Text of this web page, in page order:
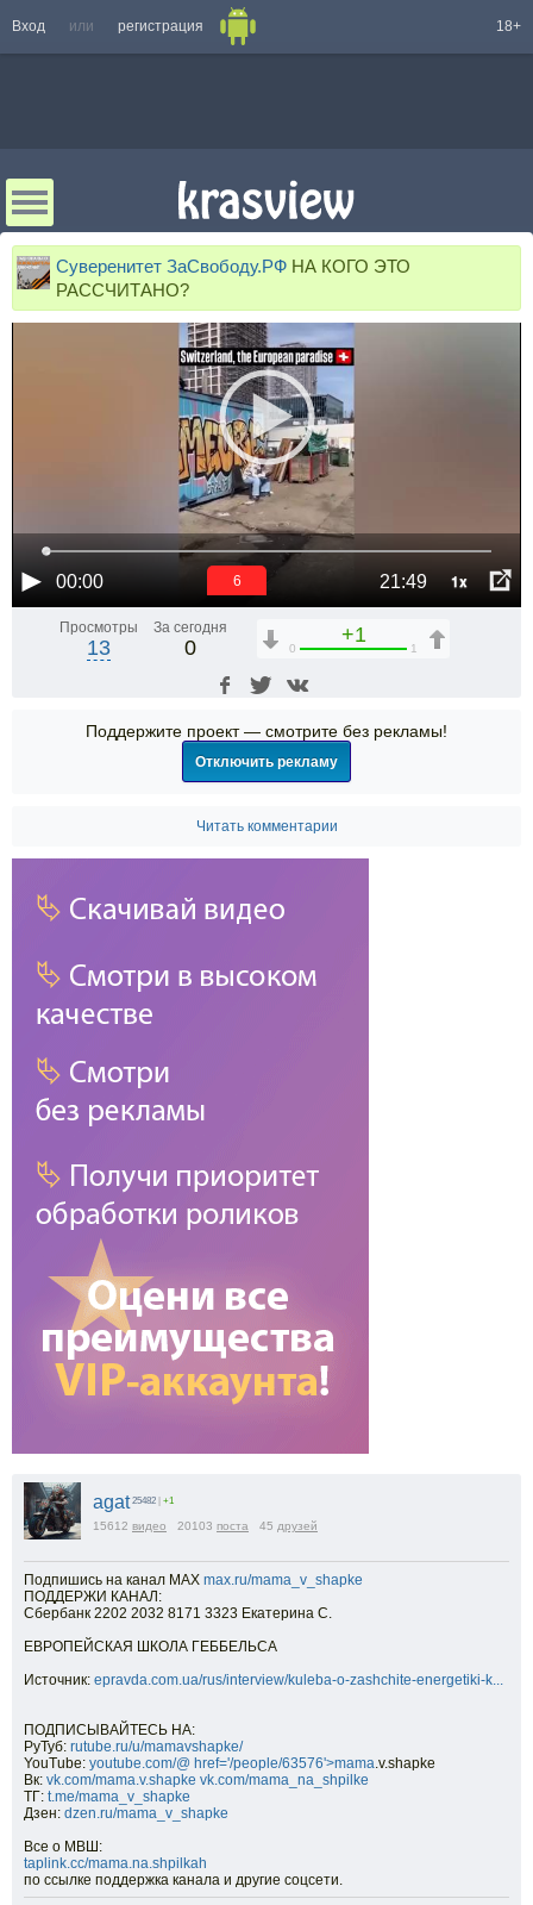
Вход или регистрация 18+
Суверенитет ЗаСвободу.РФ НА КОГО ЭТО
РАССЧИТАНО?
00:00 21:49 1x
6
Просмотры
13
За сегодня
0
+1
0 1
Поддержите проект — смотрите без рекламы!
Отключить рекламу
Читать комментарии
agat 25482 +1
15612 видео 20103 поста 45 друзей
Подпишись на канал МАХ max.ru/mama_v_shapke
ПОДДЕРЖИ КАНАЛ:
Сбербанк 2202 2032 8171 3323 Екатерина С.
ЕВРОПЕЙСКАЯ ШКОЛА ГЕББЕЛЬСА
Источник: epravda.com.ua/rus/interview/kuleba-o-zashchite-energetiki-k...
ПОДПИСЫВАЙТЕСЬ НА:
РуТуб: rutube.ru/u/mamavshapke/
YouTube: youtube.com/@ href='/people/63576'>mama.v.shapke
Вк: vk.com/mama.v.shapke vk.com/mama_na_shpilke
ТГ: t.me/mama_v_shapke
Дзен: dzen.ru/mama_v_shapke
Все о МВШ:
taplink.cc/mama.na.shpilkah
по ссылке поддержка канала и другие соцсети.